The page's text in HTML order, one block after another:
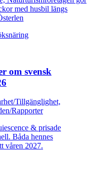
med husbil längs
om svensk
Tillgänglighet,
Rapporter